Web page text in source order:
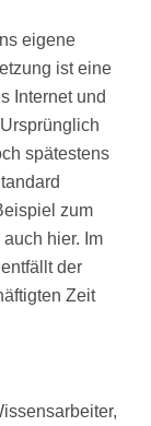
eigene
ist eine
Internet und
spätestens
zum
hier. Im
der
Zeit